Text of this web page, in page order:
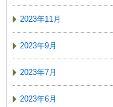
2023年11月
2023年9月
2023年7月
2023年6月